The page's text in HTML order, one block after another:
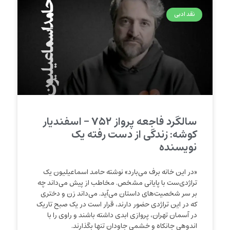
نقد ادبی
سالگرد فاجعه پرواز ۷۵۲ – اسفندیار
کوشه: زندگی از دست رفته یک
نویسنده
«در این خانه برف می‌بارد» نوشته حامد اسماعیلیون یک
تراژدی‌ست با پایانی مشخص. مخاطب از پیش می‌داند چه
بر سر شخصیت‌های داستان می‌آید. می‌داند زن و دختری
که در این تراژدی حضور دارند، قرار است در یک صبح تاریک
در آسمان تهران، پروازی ابدی داشته باشند و راوی را با
اندوهی جانکاه و خشمی جاودان تنها بگذارند.